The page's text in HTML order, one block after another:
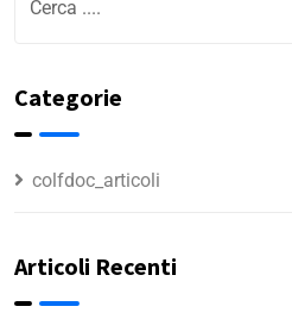
Categorie
colfdoc_articoli
Articoli Recenti